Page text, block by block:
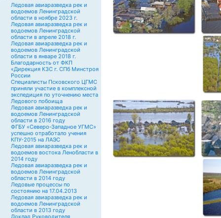
Ледовая авиаразведка рек и
водоемов Ленинградской
области в ноябре 2023 г.
Ледовая авиаразведка рек и
водоемов Ленинградской
области в апреле 2018 г.
Ледовая авиаразведка рек и
водоемов Ленинградской
области в январе 2018 г.
Благодарность от ФКП
«Дирекция КЗС г. СПб Минстроя
России
Специалисты Псковского ЦГМС
приняли участие в комплексной
экспедиция по уточнению места
Ледового побоища
Ледовая авиаразведка рек и
водоемов Ленинградской
области в 2016 году
ФГБУ «Северо-Западное УГМС»
успешно отработало учения
КПУ-2015 на ЛАЭС
Ледовая авиаразведка рек и
водоемов востока Ленобласти в
2014 году
Ледовая авиаразведка рек и
водоемов Ленинградской
области в 2014 году
Ледовые процессы по
состоянию на 17.04.2013
Ледовая авиаразведка рек и
водоемов Ленинградской
области в 2013 году
Доклад Руководителя